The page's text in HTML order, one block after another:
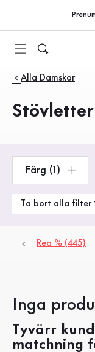
Till innehållsförteckning
Till huvudnavigation
Produkter
Alla Damskor
Färg (1)
Ta bort alla filter
Rea % (445)
Inga
Tyvärr
matchning